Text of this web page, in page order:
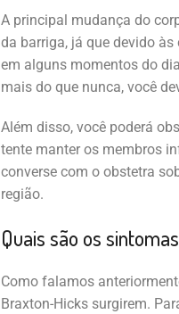
A principal mudança do
da barriga, já que devido
em alguns momentos do
mais do que nunca, você
Além disso, você poderá
tente manter os membros
converse com o obstetra
região.
Quais são os
Como falamos
Braxton-Hicks surgirem.